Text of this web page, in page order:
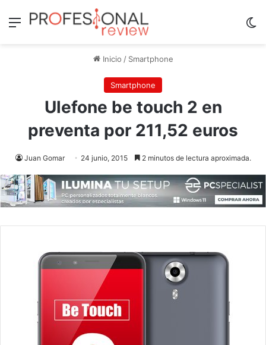
Menú
Inicio / Smartphone
Smartphone
Ulefone be touch 2 en
preventa por 211,52 euros
Juan Gomar 24 junio, 2015 2 minutos de lectura aproximada.